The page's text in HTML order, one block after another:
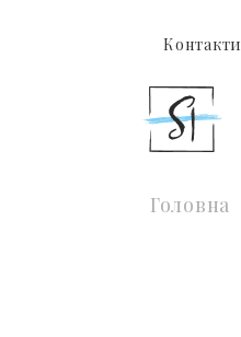
Контакти
Головна